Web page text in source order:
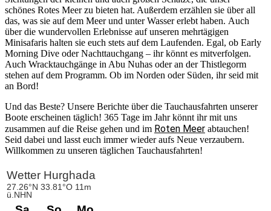
schönes Rotes Meer zu bieten hat. Außerdem erzählen sie über all
das, was sie auf dem Meer und unter Wasser erlebt haben. Auch
über die wundervollen Erlebnisse auf unseren mehrtägigen
Minisafaris halten sie euch stets auf dem Laufenden. Egal, ob Early
Morning Dive oder Nachttauchgang – ihr könnt es mitverfolgen.
Auch Wracktauchgänge in Abu Nuhas oder an der Thistlegorm
stehen auf dem Programm. Ob im Norden oder Süden, ihr seid mit
an Bord!
Und das Beste? Unsere Berichte über die Tauchausfahrten unserer
Boote erscheinen täglich! 365 Tage im Jahr könnt ihr mit uns
zusammen auf die Reise gehen und im Roten Meer abtauchen!
Seid dabei und lasst euch immer wieder aufs Neue verzaubern.
Willkommen zu unseren täglichen Tauchausfahrten!